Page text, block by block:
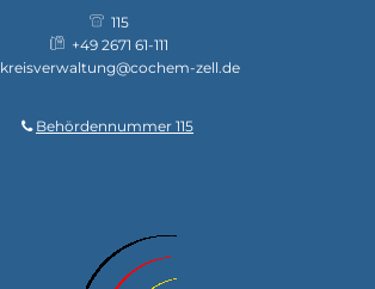
115
+49 2671 61-111
kreisverwaltung@cochem-zell.de
Behördennummer 115